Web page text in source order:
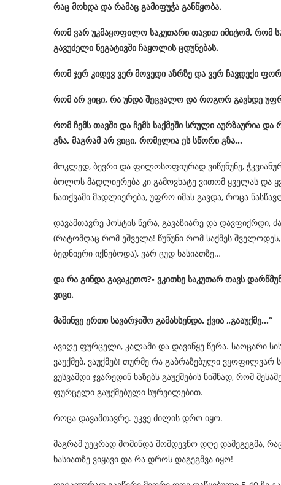
რაც მოხდა და რამაც გამიფუჭა განწყობა.
რომ ვარ უკმაყოფილო საკუთარი თავით იმიტომ, რომ
გავუძელი ნეგატივში ჩაყოლის ცდუნებას.
რომ ჯერ კიდევ ვერ მოვედი აზრზე და ვერ ჩავდექი
რომ არ ვიცი, რა უნდა შეცვალო და როგორ გავხდე
რომ ჩემს თავში და ჩემს საქმეში სრული აურზაურია და
გზა, მაგრამ არ ვიცი, რომელია ეს სწორი გზა…
მოკლედ, ბევრი და ფილოსოფიურად ვიწუწუნე,
ბოლოს მადლიერება კი გამოვხატე ვითომ ყველას და
ნათქვამი მადლიერება, უფრო იმას გავდა, როცა
დავამთავრე პოსტის წერა, გავაზიარე და დავფიქრდი,
(რატომღაც რომ ეშველა! წუწუნი რომ საქმეს შველოდეს,
ბედნიერი იქნებოდა), ვარ ცუდ ხასიათზე…
და რა გინდა გავაკეთო?- ვკითხე საკუთარ თავს
ვიცი.
მაშინვე ერთი სავარჯიშო გამახსენდა. ქვია „გააუქმე…“
ავიღე ფურცელი, კალამი და დავიწყე წერა. საოცარი
ვაუქმებ, ვაუქმებ! თურმე რა გაბრაზებული
ვუსვამდი ჯვარედინ ხაზებს გაუქმების ნიშნად, რომ
ფურცელი გაუქმებული სურვილებით.
როცა დავამთავრე. უკვე ძილის დრო იყო.
მაგრამ უეცრად მომინდა მომდევნო დღე დამეგეგმა,
ხასიათზე ვიყავი და რა დროს დაგეგმვა იყო!